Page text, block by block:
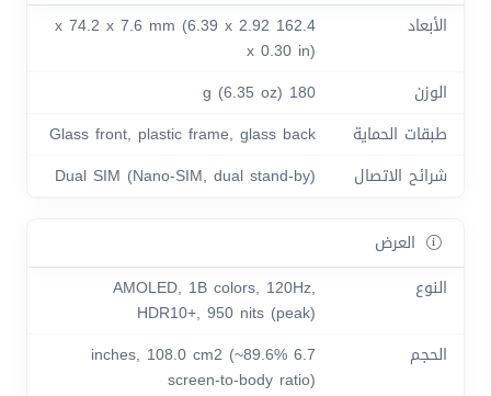
الأبعاد
162.4 x 74.2 x 7.6 mm (6.39 x 2.92
x 0.30 in)
الوزن
180 g (6.35 oz)
طبقات الحماية
Glass front, plastic frame, glass back
شرائح الاتصال
Dual SIM (Nano-SIM, dual stand-by)
العرض
النوع
AMOLED, 1B colors, 120Hz,
HDR10+, 950 nits (peak)
الحجم
6.7 inches, 108.0 cm2 (~89.6%
screen-to-body ratio)